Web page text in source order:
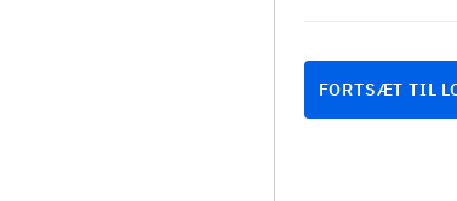
FORTSÆT TIL